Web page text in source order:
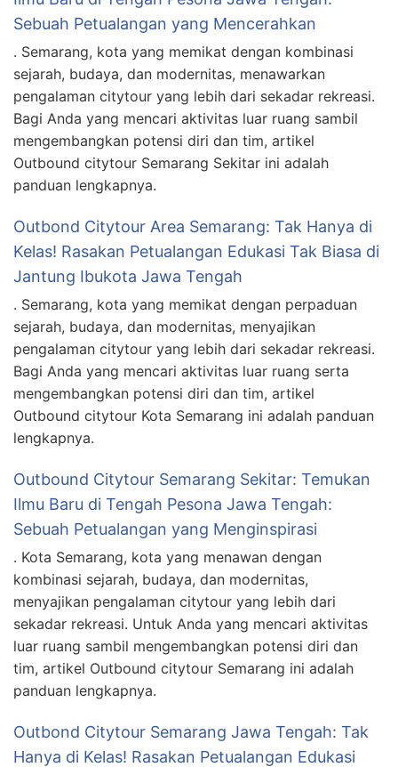
Sebuah Petualangan yang Mencerahkan
. Semarang, kota yang memikat dengan kombinasi
sejarah, budaya, dan modernitas, menawarkan
pengalaman citytour yang lebih dari sekadar rekreasi.
Bagi Anda yang mencari aktivitas luar ruang sambil
mengembangkan potensi diri dan tim, artikel
Outbound citytour Semarang Sekitar ini adalah
panduan lengkapnya.
Outbond Citytour Area Semarang: Tak Hanya di
Kelas! Rasakan Petualangan Edukasi Tak Biasa di
Jantung Ibukota Jawa Tengah
. Semarang, kota yang memikat dengan perpaduan
sejarah, budaya, dan modernitas, menyajikan
pengalaman citytour yang lebih dari sekadar rekreasi.
Bagi Anda yang mencari aktivitas luar ruang serta
mengembangkan potensi diri dan tim, artikel
Outbound citytour Kota Semarang ini adalah panduan
lengkapnya.
Outbound Citytour Semarang Sekitar: Temukan
Ilmu Baru di Tengah Pesona Jawa Tengah:
Sebuah Petualangan yang Menginspirasi
. Kota Semarang, kota yang menawan dengan
kombinasi sejarah, budaya, dan modernitas,
menyajikan pengalaman citytour yang lebih dari
sekadar rekreasi. Untuk Anda yang mencari aktivitas
luar ruang sambil mengembangkan potensi diri dan
tim, artikel Outbound citytour Semarang ini adalah
panduan lengkapnya.
Outbond Citytour Semarang Jawa Tengah: Tak
Hanya di Kelas! Rasakan Petualangan Edukasi